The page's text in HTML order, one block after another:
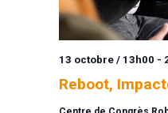
Reboot,
13 octobre / 13h00 -